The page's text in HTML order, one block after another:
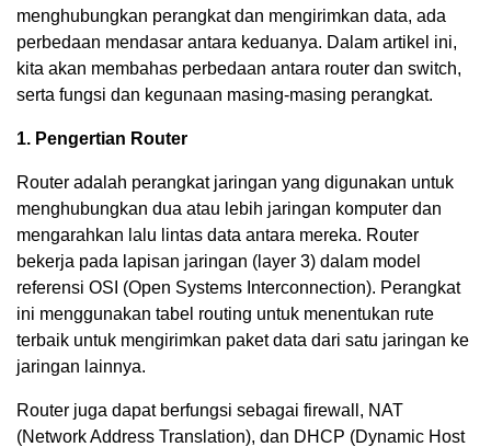
menghubungkan perangkat dan mengirimkan data, ada
perbedaan mendasar antara keduanya. Dalam artikel ini,
kita akan membahas perbedaan antara router dan switch,
serta fungsi dan kegunaan masing-masing perangkat.
1. Pengertian Router
Router adalah perangkat jaringan yang digunakan untuk
menghubungkan dua atau lebih jaringan komputer dan
mengarahkan lalu lintas data antara mereka. Router
bekerja pada lapisan jaringan (layer 3) dalam model
referensi OSI (Open Systems Interconnection). Perangkat
ini menggunakan tabel routing untuk menentukan rute
terbaik untuk mengirimkan paket data dari satu jaringan ke
jaringan lainnya.
Router juga dapat berfungsi sebagai firewall, NAT
(Network Address Translation), dan DHCP (Dynamic Host